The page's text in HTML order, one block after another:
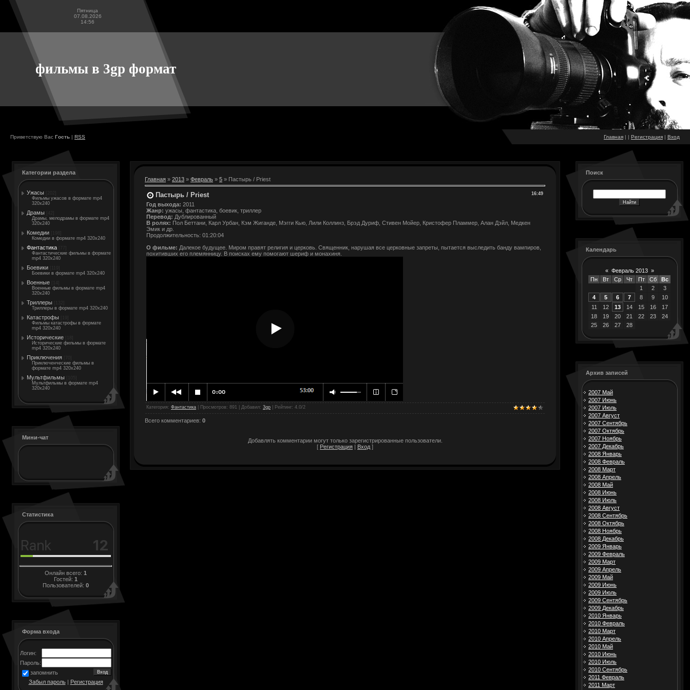
Пятница
07.08.2026
14:56
фильмы в 3gp формат
Приветствую Вас Гость | RSS Главная | | Регистрация | Вход
Категории раздела
Ужасы
Фильмы ужасов в формате mp4
320x240
Драмы
Драмы, мелодрамы в формате mp4
320x240
Комедии
Комедии в формате mp4 320x240
Фантастика
Фантастические фильмы в формате
mp4 320x240
Боевики
Боевики в формате mp4 320x240
Военные
Военные фильмы в формате mp4
320x240
Триллеры
Триллеры в формате mp4 320x240
Катастрофы
Фильмы катастрофы в формате
mp4 320x240
Исторические
Исторические фильмы в формате
mp4 320x240
Приключения
Приключенческие фильмы в
формате mp4 320x240
Мультфильмы
Мультфильмы в формате mp4
320x240
Мини-чат
Статистика
Онлайн всего: 1
Гостей: 1
Пользователей: 0
Форма входа
Логин:
Пароль:
запомнить
Забыл пароль| Регистрация
Главная » 2013 » Февраль » 5 » Пастырь / Priest
16:49
Пастырь / Priest
Год выхода: 2011
Жанр: ужасы, фантастика, боевик, триллер
Перевод: Дублированный
В ролях: Пол Беттани, Карл Урбан, Кэм Жиганде, Мэгги Кью, Лили Коллинз, Брэд Дуриф, Стивен Мойер, Кристофер Пламмер, Алан Дэйл, Медкен
Эмик и др.
Продолжительность: 01:20:04
О фильме: Далекое будущее. Миром правят религия и церковь. Священник, нарушая все церковные запреты, пытается выследить банду вампиров,
похитивших его племянницу. В поисках ему помогают шериф и монахиня.
Категория : Фантастика Просмотров: 891 | Добавил: 3gp Рейтинг: 4.0/2
Всего комментариев: 0
Добавлять комментарии могут только зарегистрированные пользователи.
[ Регистрация | Вход ]
Поиск
Календарь
« Февраль 2013 »
Пн
Вт Ср Чт Пт Сб
Вс
1
2
3
4
5 6 7 8 9
10
11
12 13 14 15 16
17
18
19 20 21 22 23
24
25
26 27 28
Архив записей
2007 Май
2007 Июнь
2007 Июль
2007 Август
2007 Сентябрь
2007 Октябрь
2007 Ноябрь
2007 Декабрь
2008 Январь
2008 Февраль
2008 Март
2008 Апрель
2008 Май
2008 Июнь
2008 Июль
2008 Август
2008 Сентябрь
2008 Октябрь
2008 Ноябрь
2008 Декабрь
2009 Январь
2009 Февраль
2009 Март
2009 Апрель
2009 Май
2009 Июнь
2009 Июль
2009 Сентябрь
2009 Декабрь
2010 Январь
2010 Февраль
2010 Март
2010 Апрель
2010 Май
2010 Июнь
2010 Июль
2010 Сентябрь
2011 Февраль
2011 Март